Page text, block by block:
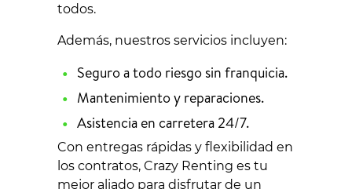
todos.
Además, nuestros servicios incluyen:
Seguro a todo riesgo sin franquicia.
Mantenimiento y reparaciones.
Asistencia en carretera 24/7.
Con entregas rápidas y flexibilidad en
los contratos, Crazy Renting es tu
mejor aliado para disfrutar de un